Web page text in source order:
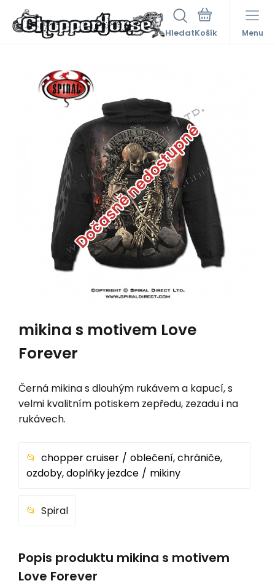
Hledat Menu
Dočasně nedostupné
mikina s motivem Love
Forever
Černá mikina s dlouhým rukávem a kapucí, s
velmi kvalitním potiskem zepředu, zezadu i na
rukávech.
chopper cruiser
oblečení, chrániče,
ozdoby, doplňky jezdce
mikiny
Spiral
Popis produktu mikina s motivem
Love Forever